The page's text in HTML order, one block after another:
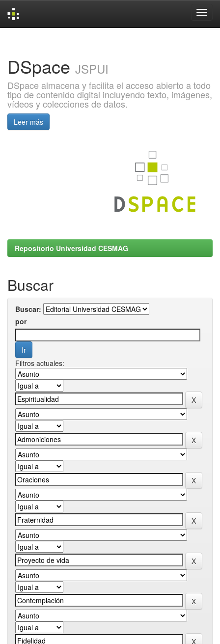
DSpace JSPUI
DSpace almacena y facilita el acceso abierto a todo
tipo de contenido digital incluyendo texto, imágenes,
vídeos y colecciones de datos.
Leer más
Repositorio Universidad CESMAG
Buscar
Buscar:
por
Filtros actuales: